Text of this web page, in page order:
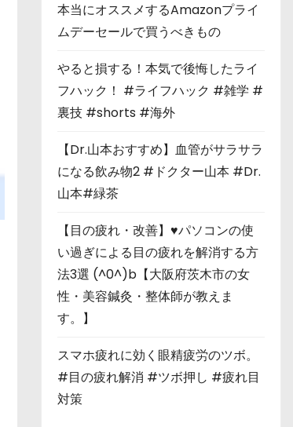
本当にオススメするAmazonプライ
ムデーセールで買うべきもの
やると損する！本気で後悔したライ
フハック！ #ライフハック #雑学 #
裏技 #shorts #海外
【Dr.山本おすすめ】血管がサラサラ
になる飲み物2 #ドクター山本 #Dr.
山本#緑茶
【目の疲れ・改善】♥パソコンの使
い過ぎによる目の疲れを解消する方
法3選 (^0^)b【大阪府茨木市の女
性・美容鍼灸・整体師が教えま
す。】
スマホ疲れに効く眼精疲労のツボ。
#目の疲れ解消 #ツボ押し #疲れ目
対策